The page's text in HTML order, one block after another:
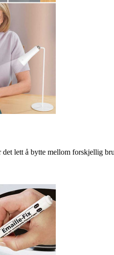
det lett å bytte mellom forskjellig